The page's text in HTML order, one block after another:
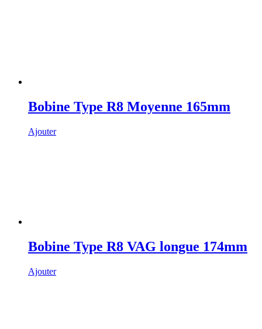
Bobine Type R8 Moyenne 165mm
Ajouter
Bobine Type R8 VAG longue 174mm
Ajouter